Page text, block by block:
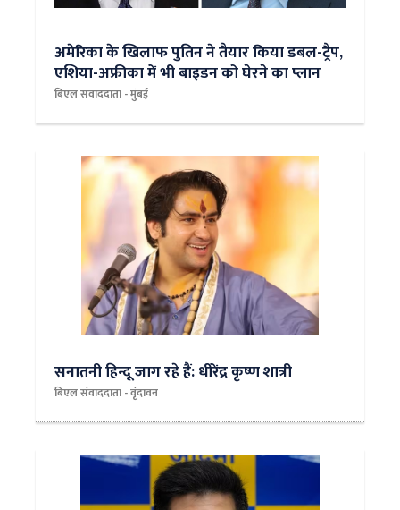
अमेरिका के खिलाफ पुतिन ने तैयार किया डबल-ट्रैप,
एशिया-अफ्रीका में भी बाइडन को घेरने का प्लान
बिएल संवाददाता - मुंबई
सनातनी हिन्दू जाग रहे हैं: धीरेंद्र कृष्ण शात्री
बिएल संवाददाता - वृंदावन